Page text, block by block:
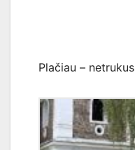
Plačiau – netrukus